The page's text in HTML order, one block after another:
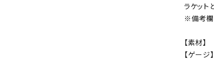
ラケット
※備考欄
【素材
【ゲー